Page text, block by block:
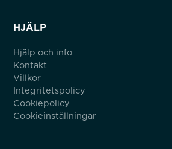
HJÄLP
Hjälp och info
Kontakt
Villkor
Integritetspolicy
Cookiepolicy
Cookieinställningar